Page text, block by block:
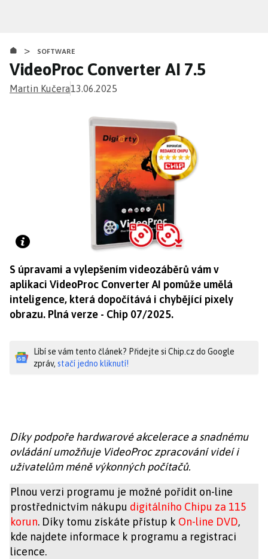
obsahu
> SOFTWARE
VideoProc Converter AI 7.5
Martin Kučera13.06.2025
S úpravami a vylepšením videozáběrů vám v
aplikaci VideoProc Converter AI pomůže umělá
inteligence, která dopočítává i chybějící pixely
obrazu. Plná verze - Chip 07/2025.
Líbí se vám tento článek? Přidejte si Chip.cz do Google
zpráv, stačí jedno kliknutí!
Díky podpoře hardwarové akcelerace a snadnému
ovládání umožňuje VideoProc zpracování videí i
uživatelům méně výkonných počítačů.
Plnou verzi programu je možné pořídit on-line
prostřednictvím nákupu digitálního Chipu za 115
korun. Díky tomu získáte přístup k On-line DVD,
kde najdete informace k programu a registraci
licence.